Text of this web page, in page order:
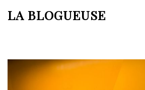
auLA BLOGUEUSE